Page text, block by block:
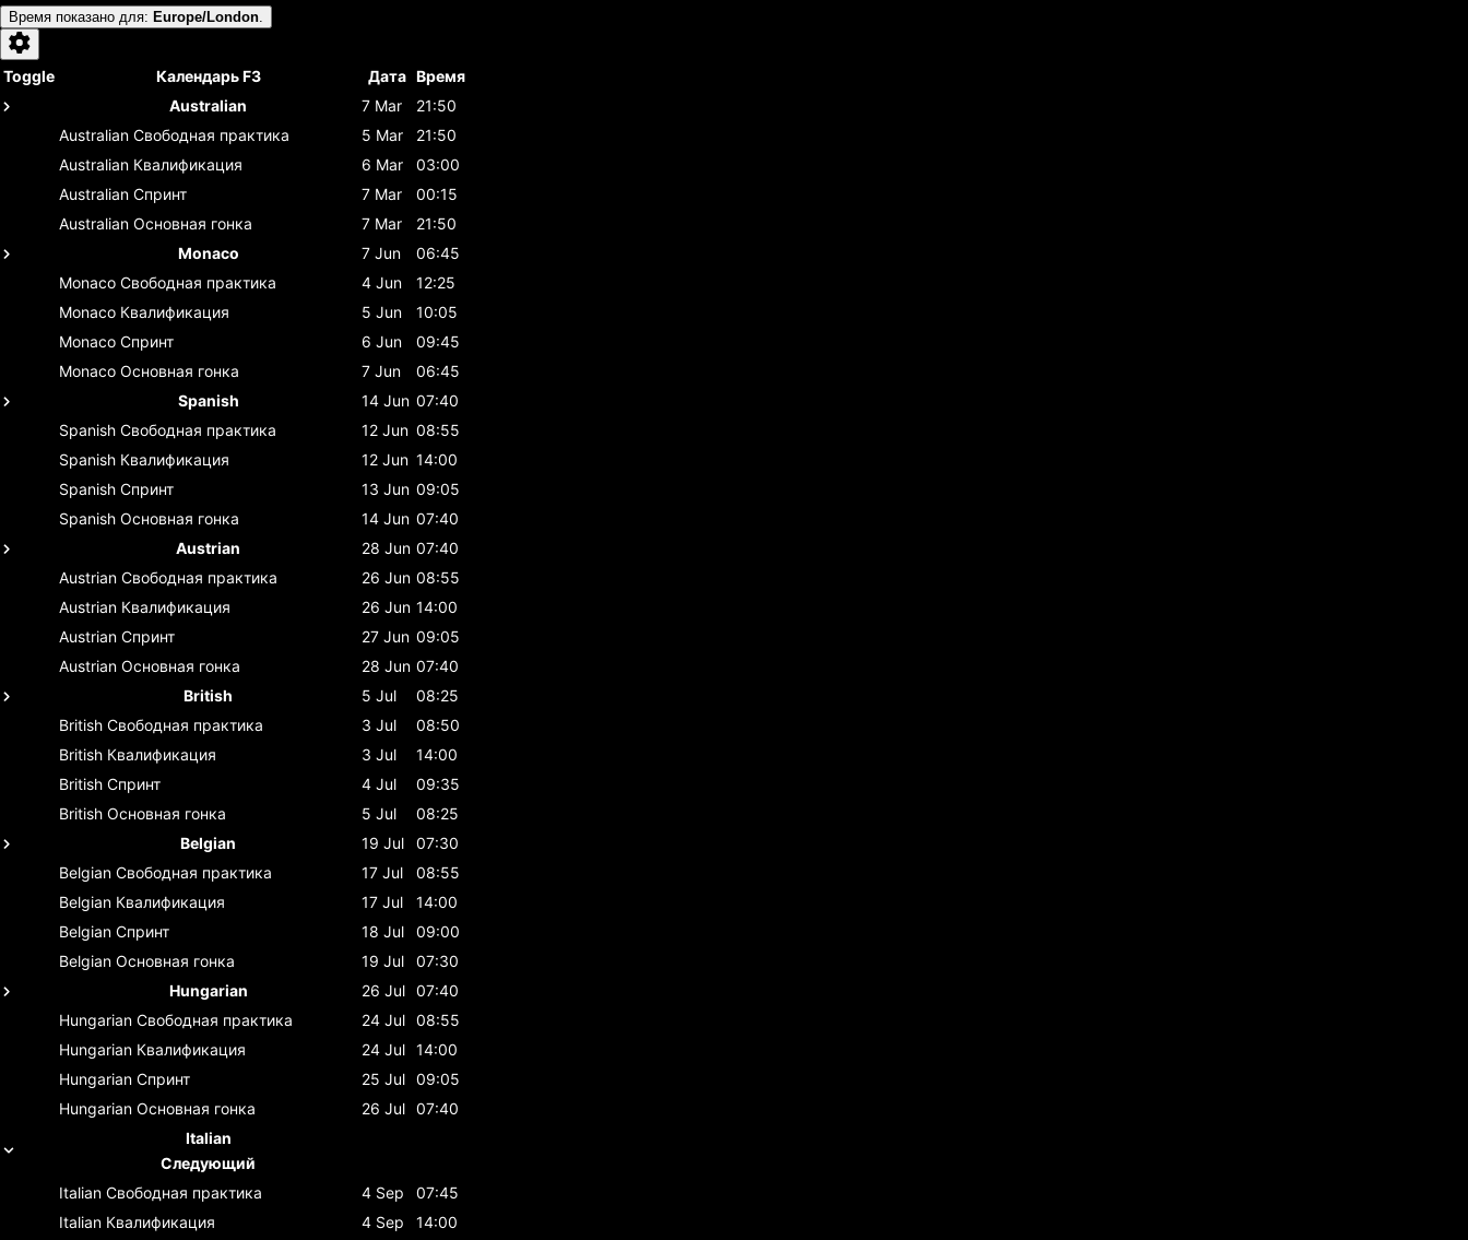
Время показано для: Europe/London
Toggle Календарь F3 Дата Время
Australian
7 Mar
21:50
Australian Свободная практика 5 Mar
21:50
Australian Квалификация 6 Mar
03:00
Australian Спринт 7 Mar
00:15
Australian Основная гонка 7 Mar
21:50
Monaco
7 Jun
06:45
Monaco Свободная практика 4 Jun
12:25
Monaco Квалификация 5 Jun
10:05
Monaco Спринт 6 Jun
09:45
Monaco Основная гонка 7 Jun
06:45
Spanish
14 Jun 07:40
Spanish Свободная практика 12 Jun 08:55
Spanish Квалификация 12 Jun 14:00
Spanish Спринт 13 Jun 09:05
Spanish Основная гонка 14 Jun 07:40
Austrian
28 Jun 07:40
Austrian Свободная практика 26 Jun 08:55
Austrian Квалификация 26 Jun 14:00
Austrian Спринт 27 Jun 09:05
Austrian Основная гонка 28 Jun 07:40
British
5 Jul
08:25
British Свободная практика 3 Jul
08:50
British Квалификация 3 Jul
14:00
British Спринт 4 Jul
09:35
British Основная гонка 5 Jul
08:25
Belgian
19 Jul
07:30
Belgian Свободная практика 17 Jul
08:55
Belgian Квалификация 17 Jul
14:00
Belgian Спринт 18 Jul
09:00
Belgian Основная гонка 19 Jul
07:30
Hungarian
26 Jul 07:40
Hungarian Свободная практика 24 Jul 08:55
Hungarian Квалификация 24 Jul 14:00
Hungarian Спринт 25 Jul 09:05
Hungarian Основная гонка 26 Jul 07:40
Italian
Следующий
Italian Свободная практика 4 Sep
07:45
Italian Квалификация 4 Sep
14:00